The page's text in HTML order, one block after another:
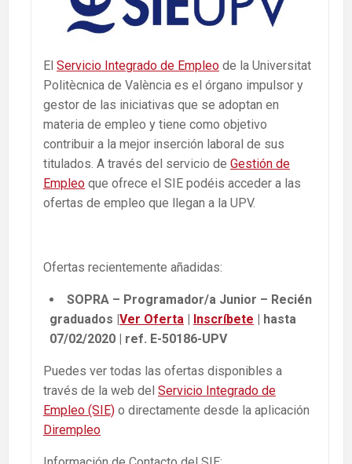
El Servicio Integrado de Empleo de la Universitat
Politècnica de València es el órgano impulsor y
gestor de las iniciativas que se adoptan en
materia de empleo y tiene como objetivo
contribuir a la mejor inserción laboral de sus
titulados. A través del servicio de Gestión de
Empleo que ofrece el SIE podéis acceder a las
ofertas de empleo que llegan a la UPV.
Ofertas recientemente añadidas:
SOPRA – Programador/a Junior – Recién
graduados |Ver Oferta | Inscríbete | hasta
07/02/2020 | ref. E-50186-UPV
Puedes ver todas las ofertas disponibles a
través de la web del Servicio Integrado de
Empleo (SIE) o directamente desde la aplicación
Dirempleo